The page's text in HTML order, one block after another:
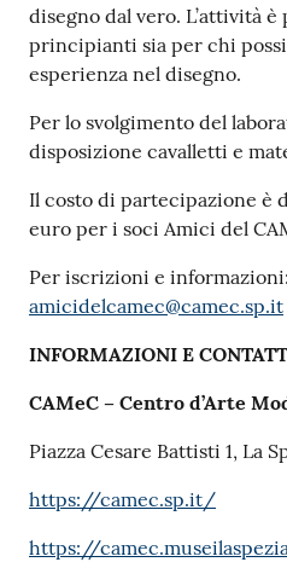
c
i
o
n
l
n
e
A
N
P
R
gli
disegno dal vero. L’attività è
principianti sia per chi
esperienza nel disegno.
Per lo svolgimento del
disposizione cavalletti e
Il costo di partecipazione è
euro per i soci Amici del
Per iscrizioni e informazioni:
amicidelcamec@camec.sp.it
INFORMAZIONI E
CAMeC – Centro d’Arte
Piazza Cesare Battisti 1, La
https://camec.sp.it/
https://